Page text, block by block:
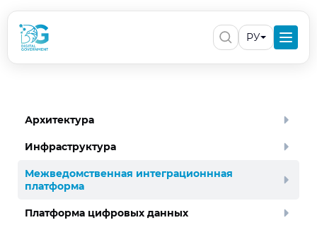
РУ
Архитектура
Инфраструктура
Межведомственная интеграционнная
платформа
Платформа цифровых данных